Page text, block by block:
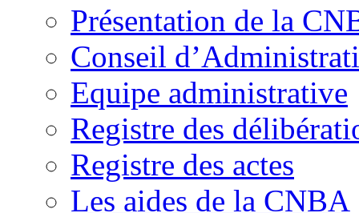
Présentation de la
Conseil
Equipe administrative
Registre des
Registre des actes
Les aides de la CNBA